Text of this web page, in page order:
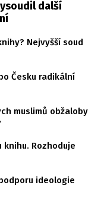
další
Nejvyšší soud
Česku radikální
muslimů obžaloby
Rozhoduje
ideologie